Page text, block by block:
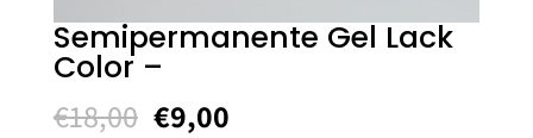
Semipermanente Gel Lack
Color –
€18,00 Il
€9,00Il